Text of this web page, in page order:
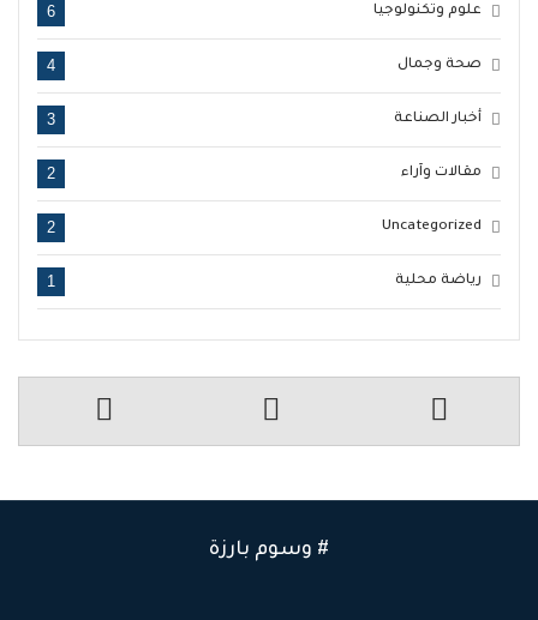
علوم وتكنولوجيا 6
صحة وجمال 4
أخبار الصناعة 3
مقالات وآراء 2
Uncategorized
2
رياضة محلية 1
# وسوم بارزة